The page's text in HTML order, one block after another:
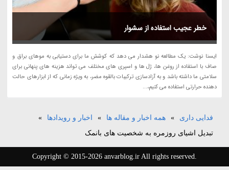
خطر عجیب استفاده از سشوار
ایسنا نوشت: یک مطالعه نو هشدار می دهد که کوشش ما برای دستیابی به موهای براق و
صاف با استفاده از روغن ها، ژل ها و اسپری های مختلف می تواند هزینه های پنهانی برای
سلامتی ما داشته باشد و به آزادسازی ترکیبات بالقوه مضر، به ویژه زمانی که از ابزارهای حالت
دهنده حرارتی استفاده می کنیم،...
فدایی داری » همه اخبار و مقاله ها » اخبار و رویدادها
»
تبدیل اشیای روزمره به شخصیت های بانمک
Copyright © 2015-2026 anvarblog.ir All rights reserved.